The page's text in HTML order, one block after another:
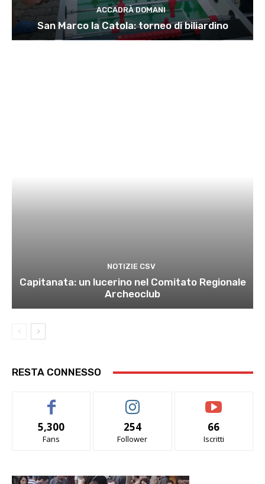
ACCADRÀ DOMANI
San Marco la Catola: torneo di biliardino
NOTIZIE CSV
Capitanata: un lucerino nel Comitato Regionale
Archeoclub
RESTA CONNESSO
5,300
Fans
254
Follower
66
Iscritti